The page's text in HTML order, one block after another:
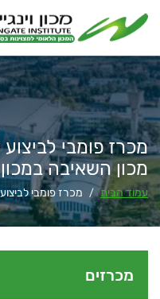
מכרז פומבי
מכון השאיבה במכון
עמוד הבית / מכרז פומבי
מכרזים